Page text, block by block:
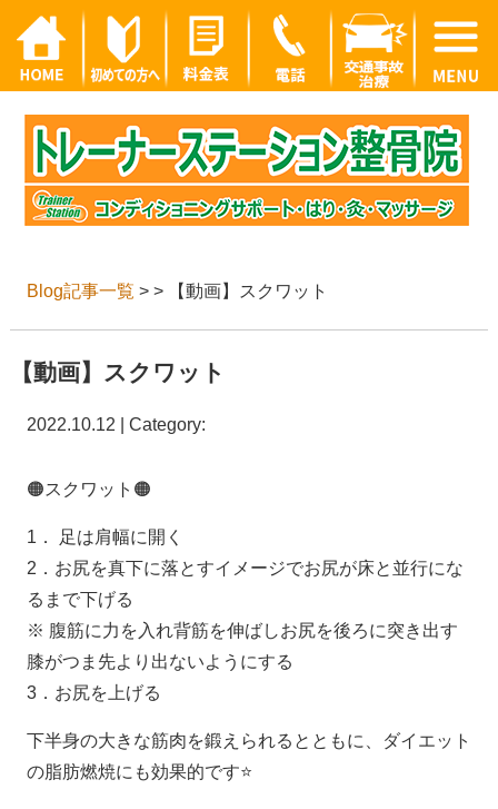
Blog記事一覧 > > 【動画】スクワット
【動画】スクワット
2022.10.12 | Category:
🟠スクワット🟠
1． 足は肩幅に開く
2．お尻を真下に落とすイメージでお尻が床と並行にな
るまで下げる
※ 腹筋に力を入れ背筋を伸ばしお尻を後ろに突き出す
膝がつま先より出ないようにする
3．お尻を上げる
下半身の大きな筋肉を鍛えられるとともに、ダイエット
の脂肪燃焼にも効果的です⭐️